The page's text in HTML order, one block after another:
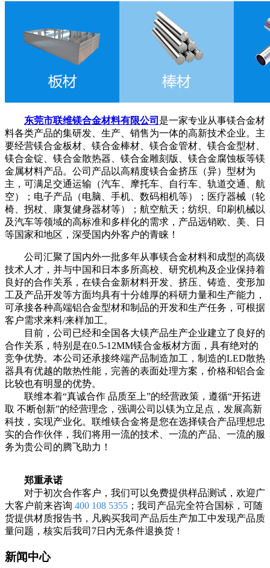
东莞市联维镁合金材料有限公司 是一家专业从事镁合金材
料各类产品的集研发、生产、销售为一体的高新技术企业。主
要经营镁合金板材、镁合金棒材、镁合金管材、镁合金型材、
镁合金锭、镁合金散热器、镁合金雕刻版、镁合金腐蚀板等镁
金属材料产品。公司产品以高精度镁合金挤压（异）型材为
主，可满足交通运输（汽车、摩托车、自行车、轨道交通、航
空）；电子产品（电脑、手机、数码相机等）；医疗器械（轮
椅、拐杖、康复健身器材等）；航空航天；纺织、印刷机械以
及汽车等领域的高标准和多样化的需求，产品远销欧、美、日
等国家和地区，深受国内外客户的青睐！
公司汇聚了国内外一批多年从事镁合金材料和成型的高级
技术人才，并与中国和日本多所高校、研究机构及企业保持着
良好的合作关系，在镁合金新材料开发、挤压、铸造、变形加
工及产品开发等方面均具有十分雄厚的科研力量和生产能力，
可承接各种高端铝合金型材和制品的开发和生产任务，可根据
客户需求来料/来样加工。
目前，公司已经和全国各大镁产品生产企业建立了良好的
合作关系，特别是在0.5-12MM镁合金板材方面，具有绝对的
竞争优势。本公司还承接终端产品制造加工，制造的LED散热
器具有优越的散热性能，完善的表面处理方案，价格和铝合金
比较也有明显的优势。
联维本着“真诚合作 品质至上”的经营政策，遵循“开拓进
取 不断创新”的经营理念，强调公司以镁为立足点，发展高新
科技，实现产业化。联维镁合金将是您在选择镁合产品理想忠
实的合作伙伴，我们将用一流的技术、一流的产品、一流的服
务为贵公司的腾飞助力！
郑重承诺
对于初次合作客户，我们可以免费提供样品测试，欢迎广
大客户前来咨询 400 108 5355 ；我司产品完全符合国标，可随
货提供材质报告书，凡购买我司产品后生产加工中发现产品质
量问题，核实后我司7日内无条件退换货！
新闻中心